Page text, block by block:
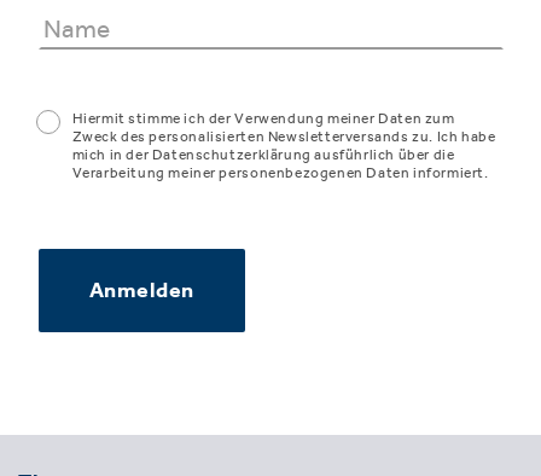
Hiermit stimme ich der Verwendung meiner Daten zum
Zweck des personalisierten Newsletterversands zu. Ich habe
mich in der Datenschutzerklärung ausführlich über die
Verarbeitung meiner personenbezogenen Daten informiert.
Anmelden